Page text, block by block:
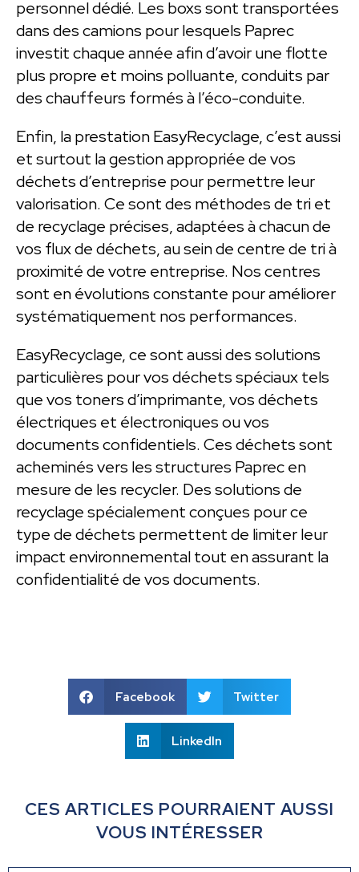
personnel dédié. Les boxs sont transportées
dans des camions pour lesquels Paprec
investit chaque année afin d’avoir une flotte
plus propre et moins polluante, conduits par
des chauffeurs formés à l’éco-conduite.
Enfin, la prestation EasyRecyclage, c’est aussi
et surtout la gestion appropriée de vos
déchets d’entreprise pour permettre leur
valorisation. Ce sont des méthodes de tri et
de recyclage précises, adaptées à chacun de
vos flux de déchets, au sein de centre de tri à
proximité de votre entreprise. Nos centres
sont en évolutions constante pour améliorer
systématiquement nos performances.
EasyRecyclage, ce sont aussi des solutions
particulières pour vos déchets spéciaux tels
que vos toners d’imprimante, vos déchets
électriques et électroniques ou vos
documents confidentiels. Ces déchets sont
acheminés vers les structures Paprec en
mesure de les recycler. Des solutions de
recyclage spécialement conçues pour ce
type de déchets permettent de limiter leur
impact environnemental tout en assurant la
confidentialité de vos documents.
Facebook Twitter
LinkedIn
CES ARTICLES POURRAIENT AUSSI
VOUS INTÉRESSER